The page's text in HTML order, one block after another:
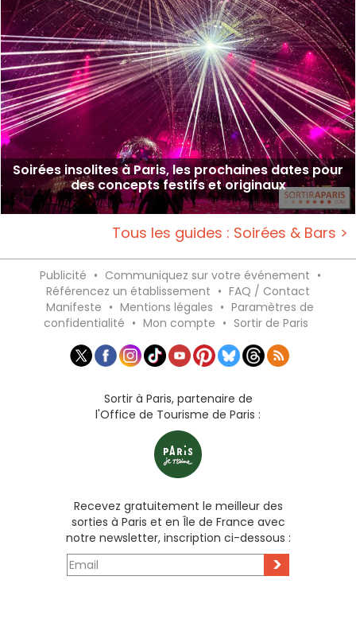
Soirées insolites à Paris, les prochaines dates pour
des concepts festifs et originaux
Tous les guides : Soirées & Bars >
Publicité • Communiquez sur votre événement •
Référencez un établissement • FAQ / Contact
Manifeste • Mentions légales • Paramètres de
confidentialité • Mon compte • Sortir de Paris
Sortir à Paris, partenaire de
l'Office de Tourisme de Paris :
Recevez gratuitement le meilleur des
sorties à Paris et en Île de France avec
notre newsletter, inscription ci-dessous :
>